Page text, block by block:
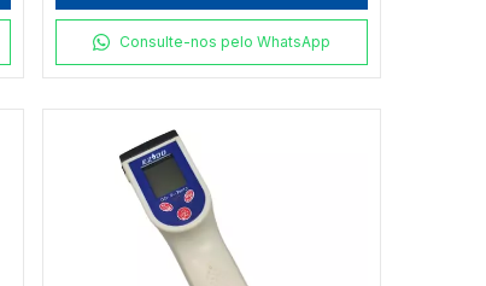
Consulte-nos pelo WhatsApp